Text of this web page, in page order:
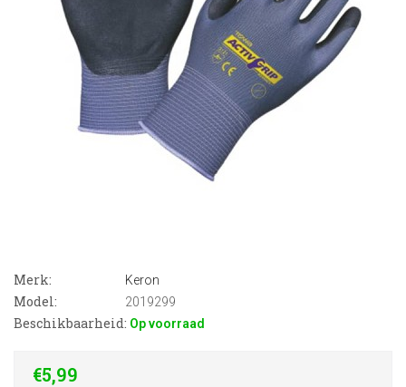
Merk: Keron
Model: 2019299
Beschikbaarheid: Op voorraad
€5,99